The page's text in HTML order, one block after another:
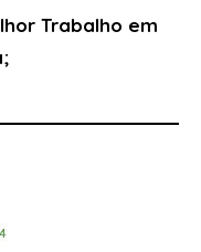
Trabalho em